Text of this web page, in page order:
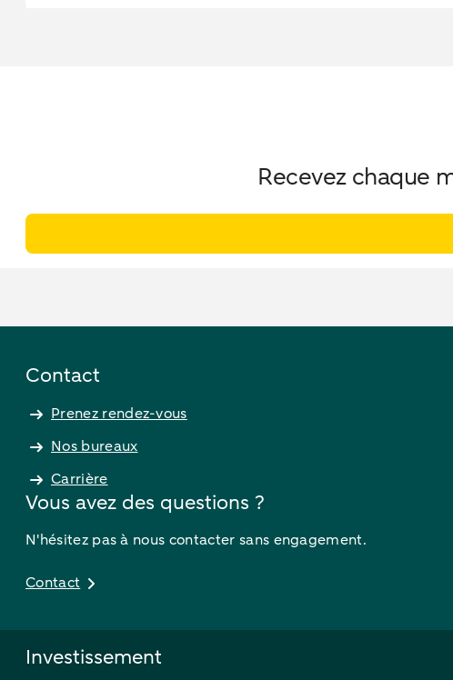
Recevez chaque
Contact
Prenez rendez-vous
Nos bureaux
Carrière
Vous avez des questions ?
N'hésitez pas à nous contacter sans engagement.
Contact
Investissement